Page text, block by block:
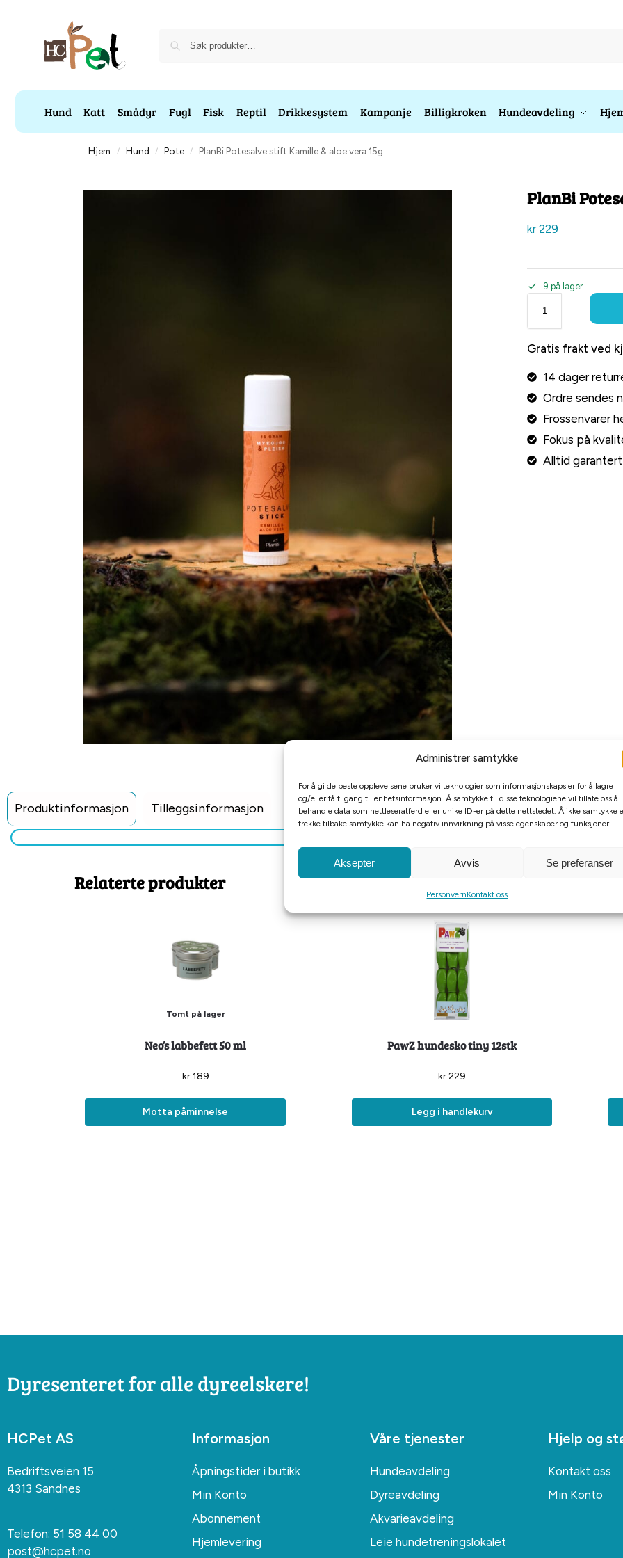
Administrer samtykke
For å gi de beste opplevelsene bruker vi teknologier som informasjonskapsler for å lagre
og/eller få tilgang til enhetsinformasjon. Å samtykke til disse teknologiene vil tillate oss å
behandle data som nettleseratferd eller unike ID-er på dette nettstedet. Å ikke samtykke
trekke tilbake samtykke kan ha negativ innvirkning på visse egenskaper og funksjoner.
Aksepter Avvis Se preferanser
PersonvernKontakt oss
Hund Katt Smådyr Fugl Fisk Reptil Drikkesystem Kampanje Billigkroken Hundeavdeling
Hjem / Hund / Pote / PlanBi Potesalve stift Kamille & aloe vera 15g
PlanBi
kr229
9 på lager
Gratis frakt ved
14 dager
Ordre sendes
Frossenvarer
Fokus på
Alltid
Produktinformasjon Tilleggsinformasjon
Relaterte produkter
Tomt på lager
Neo’s labbefett 50 ml
kr189
Motta påminnelse
PawZ hundesko tiny 12stk
kr229
Legg i handlekurv
Dyresenteret for alle dyreelskere!
HCPet AS
Bedriftsveien 15
4313 Sandnes
Telefon: 51 58 44 00
post@hcpet.no
Informasjon
Åpningstider i butikk
Min Konto
Abonnement
Hjemlevering
Våre tjenester
Hundeavdeling
Dyreavdeling
Akvarieavdeling
Leie hundetreningslokalet
Hjelp og
Kontakt oss
Min Konto